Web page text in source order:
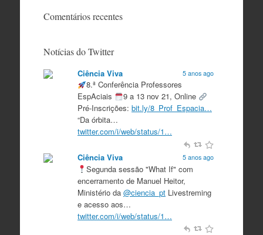
Comentários recentes
Notícias do Twitter
Ciência Viva 5 anos ago
8.ª Conferência Professores
EspAciais
9 a 13 nov 21, Online
Pré-Inscrições: bit.ly/8_Prof_Espacia…
“Da órbita…
twitter.com/i/web/status/1…
Ciência Viva 5 anos ago
Segunda sessão "What If" com
encerramento de Manuel Heitor,
Ministério da @ciencia_ptLivestreming
e acesso aos…
twitter.com/i/web/status/1…